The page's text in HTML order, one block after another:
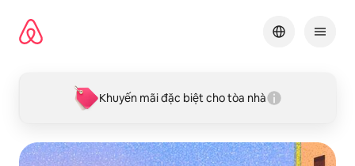
Khuyến mãi đặc biệt cho tòa nhà